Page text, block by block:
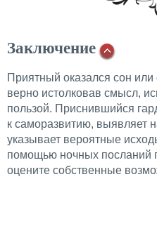
Заключение
Приятный оказался сон
верно истолковав смысл,
пользой. Приснившийся
к саморазвитию, выявляет
указывает вероятные
помощью ночных посланий
оцените собственные